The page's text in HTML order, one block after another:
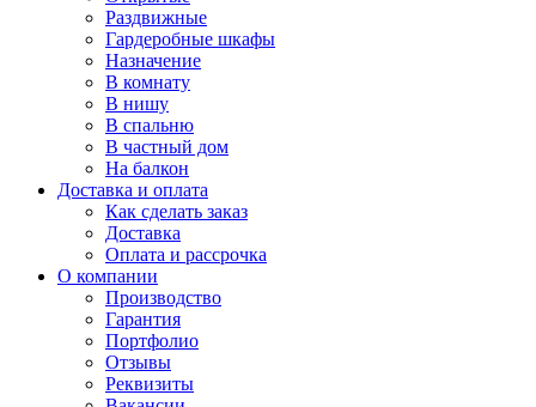
Раздвижные
Гардеробные шкафы
Назначение
В комнату
В нишу
В спальню
В частный дом
На балкон
Доставка и оплата
Как сделать заказ
Доставка
Оплата и рассрочка
О компании
Производство
Гарантия
Портфолио
Отзывы
Реквизиты